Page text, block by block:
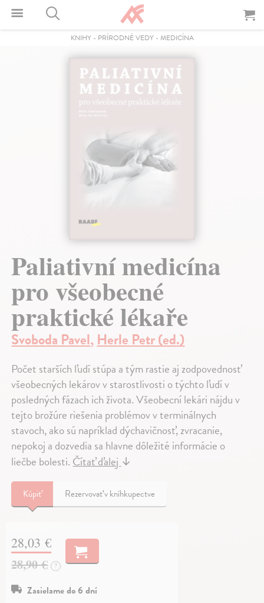
KNIHY- PRÍRODNÉ VEDY- MEDICÍNA
Paliativní medicína
pro všeobecné
praktické lékaře
Svoboda Pavel,Herle Petr (ed.)
Počet starších ľudí stúpa a tým rastie aj zodpovednosť
všeobecných lekárov v starostlivosti o týchto ľudí v
posledných fázach ich života. Všeobecní lekári nájdu v
tejto brožúre riešenia problémov v terminálnych
stavoch, ako sú napríklad dýchavičnosť, zvracanie,
nepokoj a dozvedia sa hlavne dôležité informácie o
liečbe bolesti. Čítať ďalej ↓
Kúpiť Rezervovať v kníhkupectve
28,03 €
28,90 € ?
Zasielame do 6 dní